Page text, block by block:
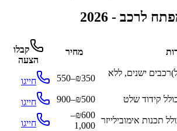
לרכב - 2026
מחיר
קבלו
הצעה
רכבים ישנים, ללא
₪350–550
חייגו
קידוד שלט ₪500–900
חייגו
תכנות אימובילייזר
₪600–
1,000
חייגו